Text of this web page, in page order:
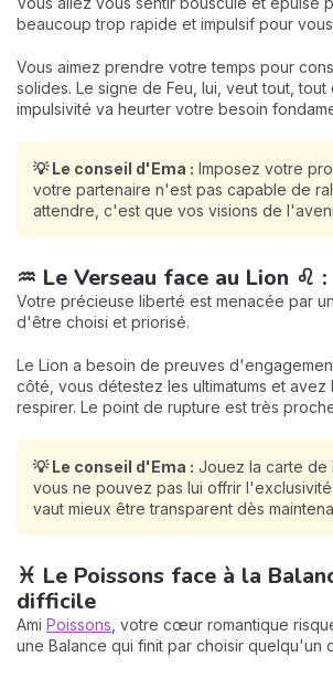
beaucoup trop rapide et impulsif pour
Vous aimez prendre votre temps pour
solides. Le signe de Feu, lui, veut tout, tout
impulsivité va heurter votre besoin
💡 Le conseil d'Ema : Imposez votre
votre partenaire n'est pas capable de
attendre, c'est que vos visions de
♒ Le Verseau face au Lion ♌
Votre précieuse liberté est menacée par
d'être choisi et priorisé.
Le Lion a besoin de preuves
côté, vous détestez les ultimatums et
respirer. Le point de rupture est très
💡 Le conseil d'Ema : Jouez la carte de
vous ne pouvez pas lui offrir l'exclusivité
vaut mieux être transparent dès
♓ Le Poissons face à la
difficile
Ami Poissons, votre cœur romantique
une Balance qui finit par choisir quelqu'un